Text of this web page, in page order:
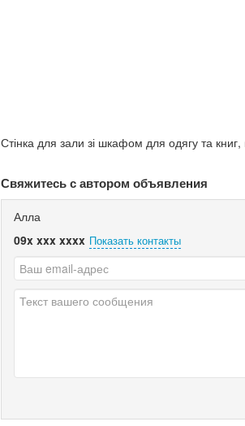
Стінка для зали зі шкафом для одягу та
Свяжитесь с автором объявления
Алла
09x xxx xxxx Показать контакты